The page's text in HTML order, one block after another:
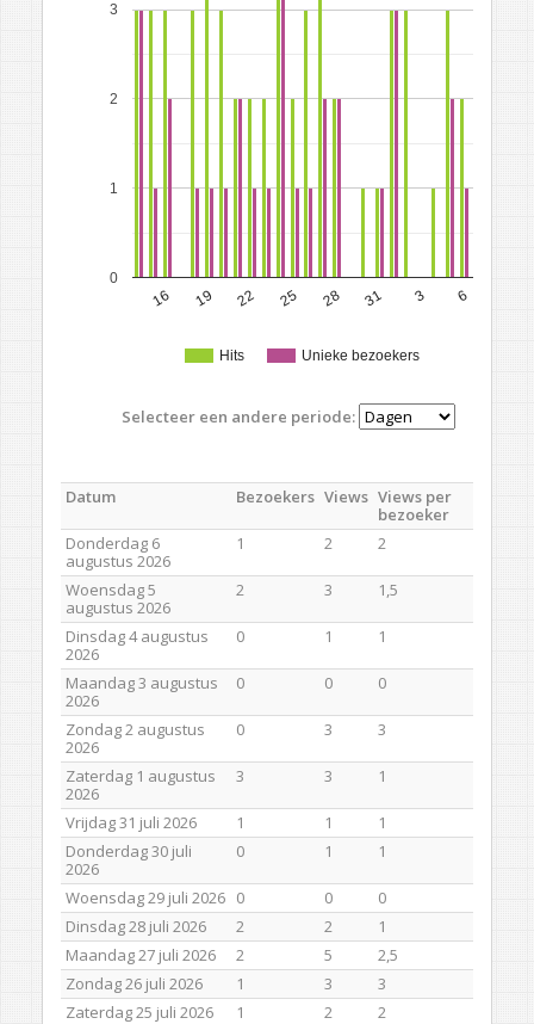
Hits Unieke bezoekers
6
3
31
28
25
22
19
16
0
1
2
3
Selecteer een andere periode:
Datum Bezoekers Views Views per
bezoeker
Donderdag 6
augustus 2026
1 2 2
Woensdag 5
augustus 2026
2 3 1,5
Dinsdag 4 augustus
2026
0 1 1
Maandag 3 augustus
2026
0 0 0
Zondag 2 augustus
2026
0 3 3
Zaterdag 1 augustus
2026
3 3 1
Vrijdag 31 juli 2026 1 1
1
Donderdag 30 juli
2026
0 1 1
Woensdag 29 juli 2026 0 0
0
Dinsdag 28 juli 2026
2 2
1
Maandag 27 juli 2026
2 5
2,5
Zondag 26 juli 2026
1 3
3
Zaterdag 25 juli 2026
1 2
2